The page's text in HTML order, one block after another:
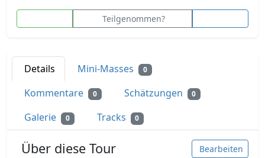
Teilgenommen?
Details Mini-Masses 0
Kommentare 0 Schätzungen 0
Galerie 0 Tracks 0
Über diese Tour Bearbeiten